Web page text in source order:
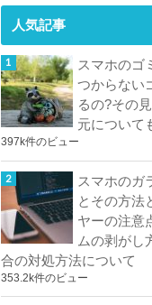
人気記事
スマホのゴ
つからない
るの?その
元について
397k件のビュー
スマホのガ
とその方法
ヤーの注意
ムの剥がし
合の対処方法について
353.2k件のビュー